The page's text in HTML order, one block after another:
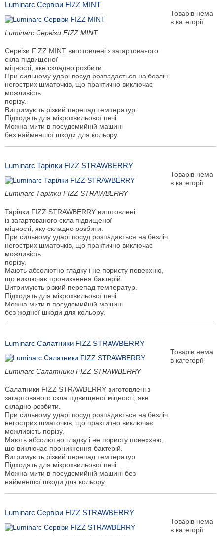
Luminarc Сервізи FIZZ MINT
Luminarc Сервізи FIZZ MINT
Сервізи FIZZ MINT виготовлені з загартованого
скла підвищеної
міцності, яке складно розбити.
При сильному ударі посуд розпадається на безліч
негострих шматочків, що практично виключає
можливість
порізу.
Витримують різкий перепад температур.
Підходять для мікрохвильової печі.
Можна мити в посудомийній машині
без найменшої шкоди для кольору.
Товарів нема
в категорії
Luminarc Тарілки FIZZ STRAWBERRY
Luminarc Тарілки FIZZ STRAWBERRY
Тарілки FIZZ STRAWBERRY виготовлені
із загартованого скла підвищеної
міцності, яку складно розбити.
При сильному ударі посуд розпадається на безліч
негострих шматочків, що практично виключає
можливість
порізу.
Мають абсолютно гладку і не пористу поверхню,
що виключає проникнення бактерій.
Витримують різкий перепад температур.
Підходять для мікрохвильової печі.
Можна мити в посудомийній машині
без жодної шкоди для кольору.
Товарів нема
в категорії
Luminarc Салатники FIZZ STRAWBERRY
Luminarc Салатники FIZZ STRAWBERRY
Салатники FIZZ STRAWBERRY виготовлені з
загартованого скла підвищеної міцності, яке
складно розбити.
При сильному ударі посуд розпадається на безліч
негострих шматочків, що практично виключає
можливість порізу.
Мають абсолютно гладку і не пористу поверхню,
що виключає проникнення бактерій.
Витримують різкий перепад температур.
Підходять для мікрохвильової печі.
Можна мити в посудомийній машині без
найменшої шкоди для кольору.
Товарів нема
в категорії
Luminarc Сервізи FIZZ STRAWBERRY
Товарів нема
в категорії